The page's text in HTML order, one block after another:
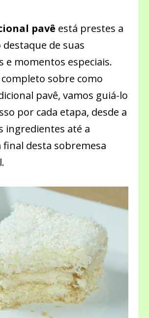
pavê está prestes a
de suas
e momentos especiais.
sobre como
pavê, vamos guiá-lo
por cada etapa, desde a
ingredientes até a
desta sobremesa